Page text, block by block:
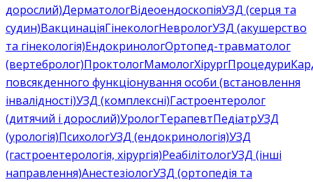
дорослий)ДерматологВідеоендоскопіяУЗД (серця та
судин)ВакцинаціяГінекологНеврологУЗД (акушерство
та гінекологія)ЕндокринологОртопед-травматолог
(вертебролог)ПроктологМамологХірургПроцедури
повсякденного функціонування особи (встановлення
інвалідності)УЗД (комплексні)Гастроентеролог
(дитячий і дорослий)УрологТерапевтПедіатрУЗД
(урологія)ПсихологУЗД (ендокринологія)УЗД
(гастроентерологія, хірургія)РеабілітологУЗД (інші
направлення)АнестезіологУЗД (ортопедія та